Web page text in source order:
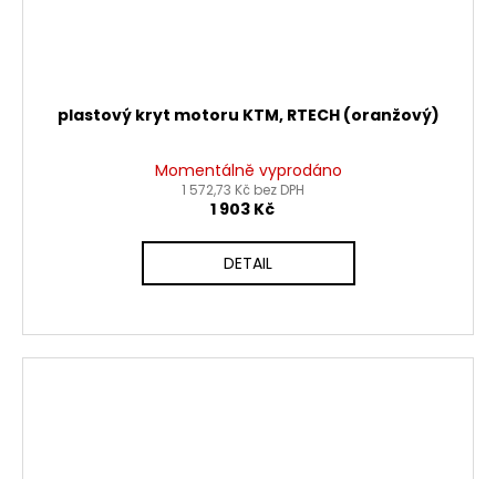
plastový kryt motoru KTM, RTECH (oranžový)
Momentálně vyprodáno
1 572,73 Kč bez DPH
1 903 Kč
DETAIL